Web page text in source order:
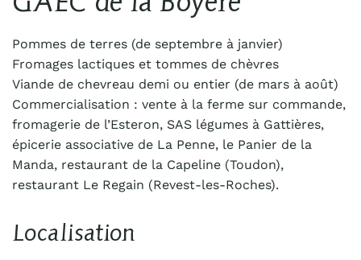
Pommes de terres (de septembre à janvier)
Fromages lactiques et tommes de chèvres
Viande de chevreau demi ou entier (de mars à août)
Commercialisation : vente à la ferme sur commande,
fromagerie de l’Esteron, SAS légumes à Gattières,
épicerie associative de La Penne, le Panier de la
Manda, restaurant de la Capeline (Toudon),
restaurant Le Regain (Revest-les-Roches).
Localisation